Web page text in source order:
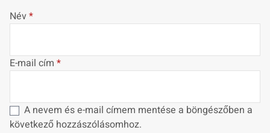
Név*
E-mail cím *
A nevem és e-mail címem mentése a böngészőben a
következő hozzászólásomhoz.